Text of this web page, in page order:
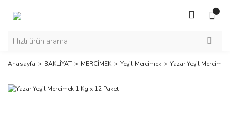
Anasayfa BAKLİYAT MERCİMEK Yeşil Mercimek Yazar Yeşil